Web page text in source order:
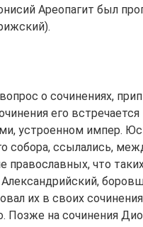
Ареопагит был
о сочинениях,
его
устроенном импер.
собора, ссылались,
православных, что
их в своих
Позже на сочинения